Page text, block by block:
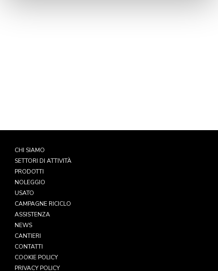
CHI SIAMO
SETTORI DI ATTIVITÀ
PRODOTTI
NOLEGGIO
USATO
CAMPAGNE RICICLO
ASSISTENZA
NEWS
CANTIERI
CONTATTI
COOKIE POLICY
PRIVACY POLICY